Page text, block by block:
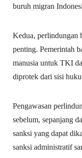
buruh migran
Kedua, perlindungan
penting. Pemerintah
manusia untuk TKI
diprotek dari sisi
Pengawasan
sebelum, sepanjang
sanksi yang dapat
sanksi administratif